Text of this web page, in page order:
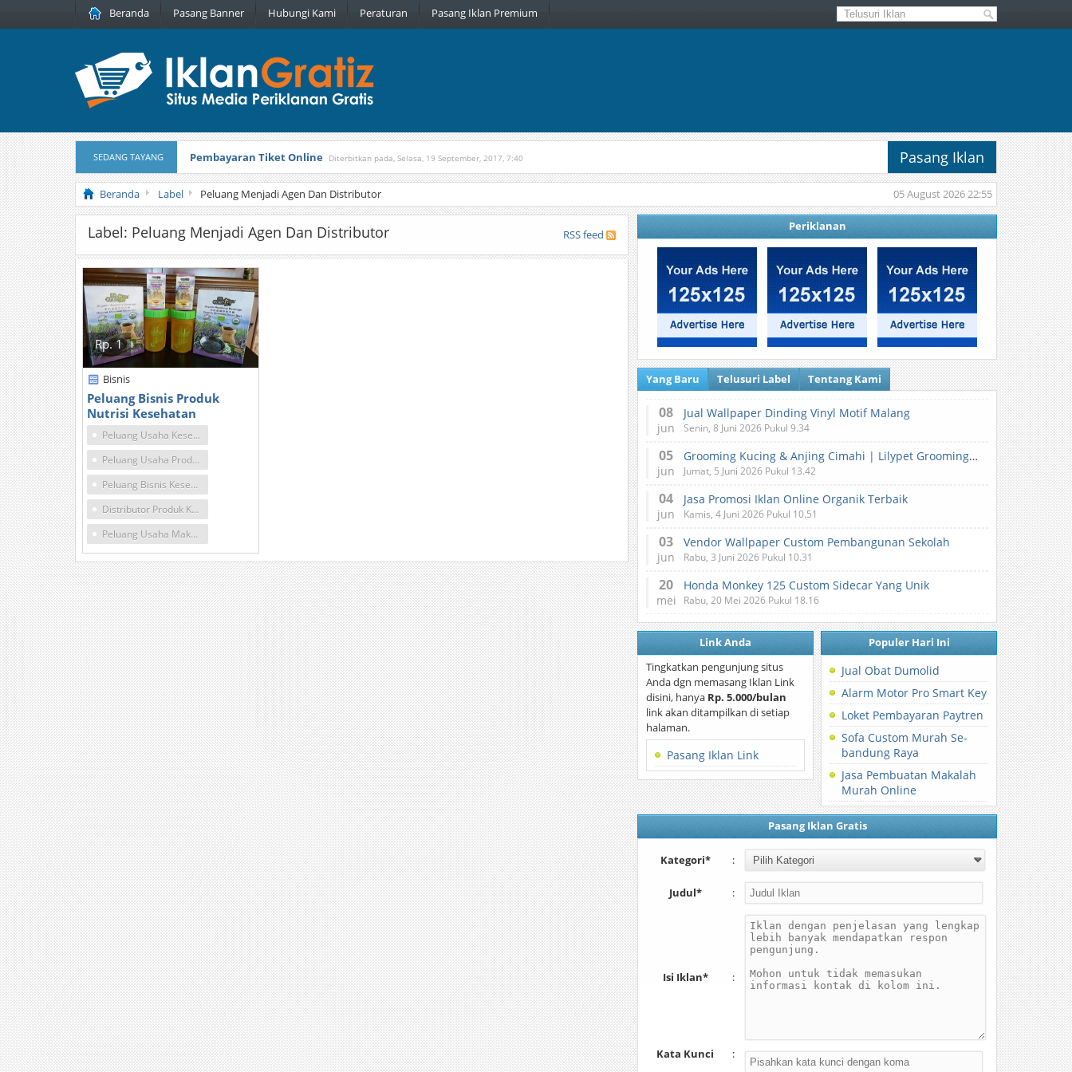
Beranda Pasang Banner Hubungi Kami Peraturan Pasang Iklan Premium
SEDANG TAYANG Pasang Iklan
Pembayaran Tiket Online Diterbitkan pada, Selasa, 19 September, 2017, 7:40
Masker Sprilulina Tiens Diterbitkan pada, Rabu, 6 Januari, 2016, 22:16 05 August 2026 22:55
Beranda Label Peluang Menjadi Agen Dan Distributor
Label: Peluang Menjadi Agen Dan Distributor RSS feed
Rp. 1
Bisnis
Peluang Bisnis Produk
Nutrisi Kesehatan
Peluang Usaha Kesehatan Dan Kecantikan
Peluang Usaha Produk Kesehatan
Peluang Bisnis Kesehatan Di Indonesia
Distributor Produk Kesehatan
Peluang Usaha Makanan Sehat
Periklanan
Yang Baru Telusuri Label Tentang Kami
08
jun
Jual Wallpaper Dinding Vinyl Motif Malang
Senin, 8 Juni 2026 Pukul 9.34
05
jun
Grooming Kucing & Anjing Cimahi | Lilypet Grooming & Pet Hotel
Jumat, 5 Juni 2026 Pukul 13.42
04
jun
Jasa Promosi Iklan Online Organik Terbaik
Kamis, 4 Juni 2026 Pukul 10.51
03
jun
Vendor Wallpaper Custom Pembangunan Sekolah
Rabu, 3 Juni 2026 Pukul 10.31
20
mei
Honda Monkey 125 Custom Sidecar Yang Unik
Rabu, 20 Mei 2026 Pukul 18.16
Link Anda
Tingkatkan pengunjung situs
Anda dgn memasang Iklan Link
disini, hanya Rp. 5.000/bulan
link akan ditampilkan di setiap
halaman.
Pasang Iklan Link
Populer Hari Ini
Jual Obat Dumolid
Alarm Motor Pro Smart Key
Loket Pembayaran Paytren
Sofa Custom Murah Se-
bandung Raya
Jasa Pembuatan Makalah
Murah Online
Pasang Iklan Gratis
Kategori* :
Judul* :
Isi Iklan* :
Kata Kunci :